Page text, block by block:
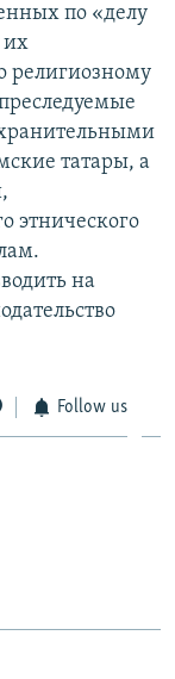
по «делу
их
религиозному
татары, а
этнического
на
Follow us